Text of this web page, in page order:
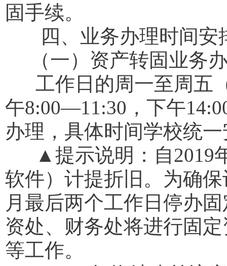
固手续。
四、业务办理时间安
（一）资产转固业务
工作日的周一至周五
午8:00—11:30，下午
办理，具体时间学校统
▲提示说明：自2019
软件）计提折旧。为确
月最后两个工作日停办
资处、财务处将进行固
等工作。